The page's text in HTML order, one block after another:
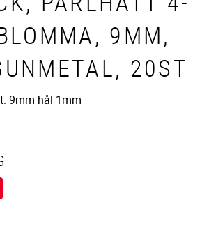
9MM,
20ST
9mm hål 1mm